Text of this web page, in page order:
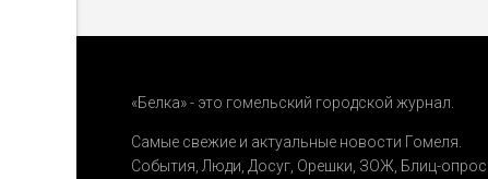
«Белка» - это гомельский городской журнал.
Самые свежие и актуальные новости Гомеля.
События Люди Досуг Орешки ЗОЖ Блиц-опрос